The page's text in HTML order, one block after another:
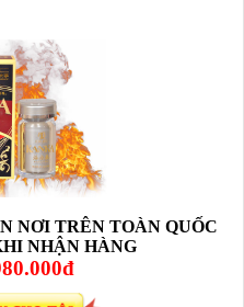
NƠI TRÊN TOÀN QUỐC
NHẬN HÀNG